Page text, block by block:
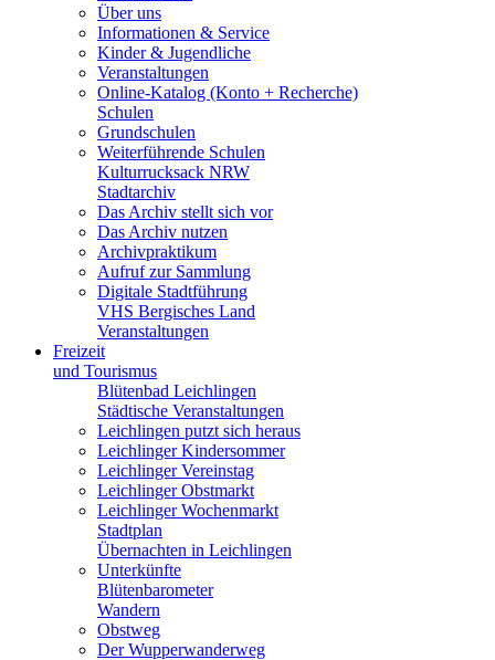
Über uns
Informationen & Service
Kinder & Jugendliche
Veranstaltungen
Online-Katalog (Konto + Recherche)
Schulen
Grundschulen
Weiterführende Schulen
Kulturrucksack NRW
Stadtarchiv
Das Archiv stellt sich vor
Das Archiv nutzen
Archivpraktikum
Aufruf zur Sammlung
Digitale Stadtführung
VHS Bergisches Land
Veranstaltungen
Freizeit
und Tourismus
Blütenbad Leichlingen
Städtische Veranstaltungen
Leichlingen putzt sich heraus
Leichlinger Kindersommer
Leichlinger Vereinstag
Leichlinger Obstmarkt
Leichlinger Wochenmarkt
Stadtplan
Übernachten in Leichlingen
Unterkünfte
Blütenbarometer
Wandern
Obstweg
Der Wupperwanderweg